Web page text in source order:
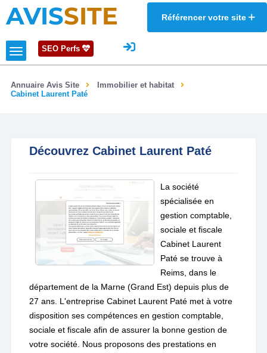
AVISSITE Référencer votre site
SEO Perfs
Annuaire Avis Site
Immobilier et habitat
Cabinet Laurent Paté
Découvrez Cabinet Laurent Paté
La société
spécialisée en
gestion comptable,
sociale et fiscale
Cabinet Laurent
Paté se trouve à
Reims, dans le
département de la Marne (Grand Est) depuis plus de
27 ans. L'entreprise Cabinet Laurent Paté met à votre
disposition ses compétences en gestion comptable,
sociale et fiscale afin de assurer la bonne gestion de
votre société. Nous proposons des prestations en